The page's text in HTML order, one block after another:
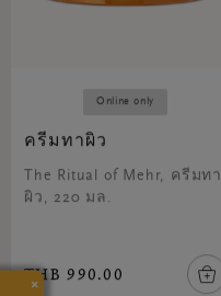
Online only
ครีมทาผิว
The Ritual of Mehr, ครีมทา
ผิว, 220 มล.
THB 990.00
×